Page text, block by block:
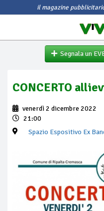
il magazine
Segnala un
CONCERTO
venerdì 2 dicembre 2022
21:00
Spazio Espositivo Ex